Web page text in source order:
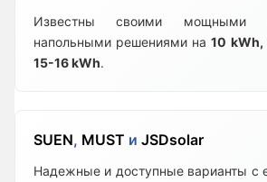
Известны своими мощными
напольными решениями на10 kWh,
15-16 kWh.
SUEN, MUST и JSDsolar
Надежные и доступные варианты с